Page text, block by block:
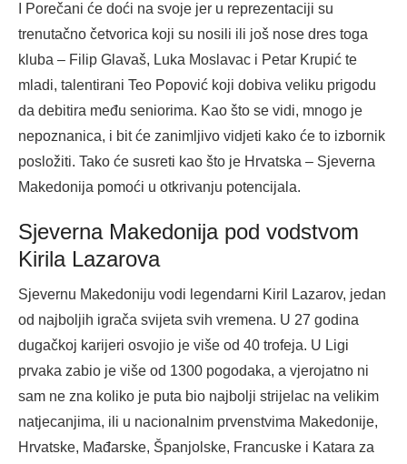
I Porečani će doći na svoje jer u reprezentaciji su
trenutačno četvorica koji su nosili ili još nose dres toga
kluba – Filip Glavaš, Luka Moslavac i Petar Krupić te
mladi, talentirani Teo Popović koji dobiva veliku prigodu
da debitira među seniorima. Kao što se vidi, mnogo je
nepoznanica, i bit će zanimljivo vidjeti kako će to izbornik
posložiti. Tako će susreti kao što je Hrvatska – Sjeverna
Makedonija pomoći u otkrivanju potencijala.
Sjeverna Makedonija pod vodstvom
Kirila Lazarova
Sjevernu Makedoniju vodi legendarni Kiril Lazarov, jedan
od najboljih igrača svijeta svih vremena. U 27 godina
dugačkoj karijeri osvojio je više od 40 trofeja. U Ligi
prvaka zabio je više od 1300 pogodaka, a vjerojatno ni
sam ne zna koliko je puta bio najbolji strijelac na velikim
natjecanjima, ili u nacionalnim prvenstvima Makedonije,
Hrvatske, Mađarske, Španjolske, Francuske i Katara za